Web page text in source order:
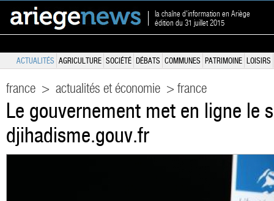
la chaîne d'information en Ariège
édition du 31 juillet 2015
ACTUALITÉS AGRICULTURE SOCIÉTÉ DÉBATS COMMUNES PATRIMOINE LOISIRS
france > actualités et économie > france
Le gouvernement met en ligne le
djihadisme.gouv.fr